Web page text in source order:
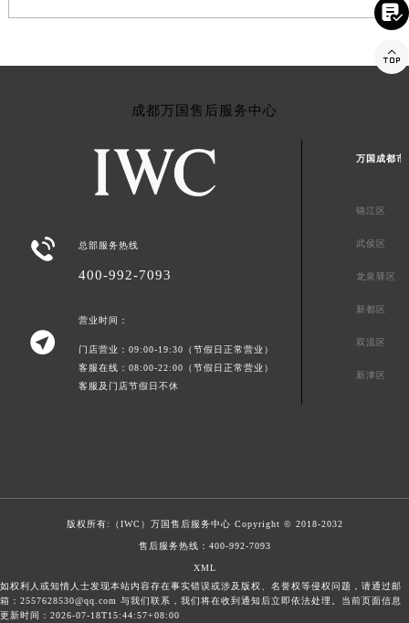
成都万国售后服务中心
 总部服务热线
400-992-7093

营业时间：
门店营业：09:00-19:30（节假日正常营业）
客服在线：08:00-22:00（节假日正常营业）
客服及门店节假日不休
万国成都市
锦江区
武侯区
龙泉驿区
新都区
双流区
新津区
版权所有:（IWC） 万国售后服务中心 Copyright © 2018-2032
售后服务热线： 400-992-7093
XML
如权利人或知情人士发现本站内容存在事实错误或涉及版权、名誉权等侵权问题，请通过邮
箱：2557628530@qq.com 与我们联系，我们将在收到通知后立即依法处理。当前页面信息
更新时间：2026-07-18T15:44:57+08:00

